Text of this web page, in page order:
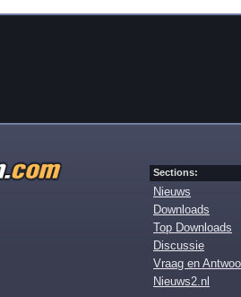
Sections:
Nieuws
Downloads
Top Downloads
Discussie
Vraag en
Nieuws2.nl